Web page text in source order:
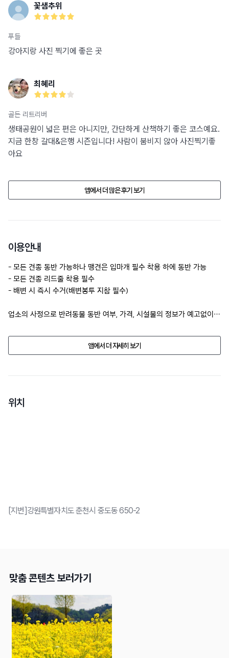
꽃샘추위
푸들
강아지랑 사진 찍기에 좋은 곳
최혜리
골든 리트리버
생태공원이 넓은 편은 아니지만, 간단하게 산책하기 좋은 코스예요.
지금 한창 갈대&은행 시즌입니다! 사람이 붐비지 않아 사진찍기좋
아요
앱에서 더 많은 후기 보기
이용안내
- 모든 견종 동반 가능하나 맹견은 입마개 필수 착용 하에 동반 가능
- 모든 견종 리드줄 착용 필수
- 배변 시 즉시 수거(배변봉투 지참 필수)
업소의 사정으로 반려동물 동반 여부, 가격, 시설물의 정보가 예고없이
방문 전에 전화문의 해주세요.
앱에서 더 자세히 보기
위치
[지번]강원특별자치도 춘천시 중도동 650-2
맞춤 콘텐츠 보러가기